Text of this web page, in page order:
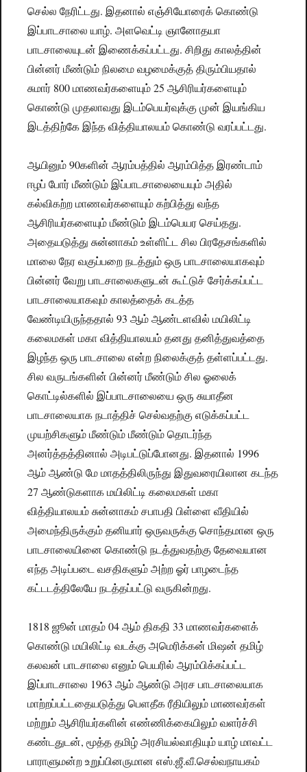
செல்ல நேரிட்டது. இதனால் எஞ்சியோரைக் கொண்டு
இப்பாடசாலை யாழ். அளவெட்டி ஞானோதயா
பாடசாலையுடன் இணைக்கப்பட்டது. சிறிது காலத்தின்
பின்னர் மீண்டும் நிலமை வழமைக்குத் திரும்பியதால்
சுமார் 800 மாணவர்களையும் 25 ஆசிரியர்களையும்
கொண்டு முதலாவது இடம்பெயர்வுக்கு முன் இயங்கிய
இடத்திற்கே இந்த வித்தியாலயம் கொண்டு வரப்பட்டது.
ஆயினும் 90களின் ஆரம்பத்தில் ஆரம்பித்த இரண்டாம்
ஈழப் போர் மீண்டும் இப்பாடசாலையையும் அதில்
கல்விகற்ற மாணவர்களையும் கற்பித்து வந்த
ஆசிரியர்களையும் மீண்டும் இடம்பெயர செய்தது.
அதையடுத்து சுன்னாகம் உள்ளிட்ட சில பிரதேசங்களில்
மாலை நேர வகுப்பறை நடத்தும் ஒரு பாடசாலையாகவும்
பின்னர் வேறு பாடசாலைகளுடன் கூட்டுச் சேர்க்கப்பட்ட
பாடசாலையாகவும் காலத்தைக் கடத்த
வேண்டியிருந்ததால் 93 ஆம் ஆண்டளவில் மயிலிட்டி
கலைமகள் மகா வித்தியாலயம் தனது தனித்துவத்தை
இழந்த ஒரு பாடசாலை என்ற நிலைக்குத் தள்ளப்பட்டது.
சில வருடங்களின் பின்னர் மீண்டும் சில ஓலைக்
கொட்டில்களில் இப்பாடசாலையை ஒரு சுயாதீன
பாடசாலையாக நடாத்திச் செல்வதற்கு எடுக்கப்பட்ட
முயற்சிகளும் மீண்டும் மீண்டும் தொடர்ந்த
அனர்த்தத்தினால் அடிபட்டுப்போனது. இதனால் 1996
ஆம் ஆண்டு மே மாதத்திலிருந்து இதுவரையிலான கடந்த
27 ஆண்டுகளாக மயிலிட்டி கலைமகள் மகா
வித்தியாலயம் சுன்னாகம் சபாபதி பிள்ளை வீதியில்
அமைந்திருக்கும் தனியார் ஒருவருக்கு சொந்தமான ஒரு
பாடசாலையினை கொண்டு நடத்துவதற்கு தேவையான
எந்த அடிப்படை வசதிகளும் அற்ற ஓர் பாழடைந்த
கட்டடத்திலேயே நடத்தப்பட்டு வருகின்றது.
1818 ஜூன் மாதம் 04 ஆம் திகதி 33 மாணவர்களைக்
கொண்டு மயிலிட்டி வடக்கு அமெரிக்கன் மிஷன் தமிழ்
கலவன் பாடசாலை எனும் பெயரில் ஆரம்பிக்கப்பட்ட
இப்பாடசாலை 1963 ஆம் ஆண்டு அரச பாடசாலையாக
மாற்றப்பட்டதையடுத்து பெளதீக ரீதியிலும் மாணவர்கள்
மற்றும் ஆசிரியர்களின் எண்ணிக்கையிலும் வளர்ச்சி
கண்டதுடன், மூத்த தமிழ் அரசியல்வாதியும் யாழ் மாவட்ட
பாராளுமன்ற உறுப்பினருமான எஸ்.ஜீ.வீ.செல்வநாயகம்